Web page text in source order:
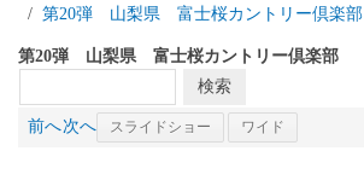
第20弾 山梨県 富士桜カントリー倶楽部
第20弾 山梨県 富士桜カントリー倶楽部
前へ次へ スライドショー ワイド